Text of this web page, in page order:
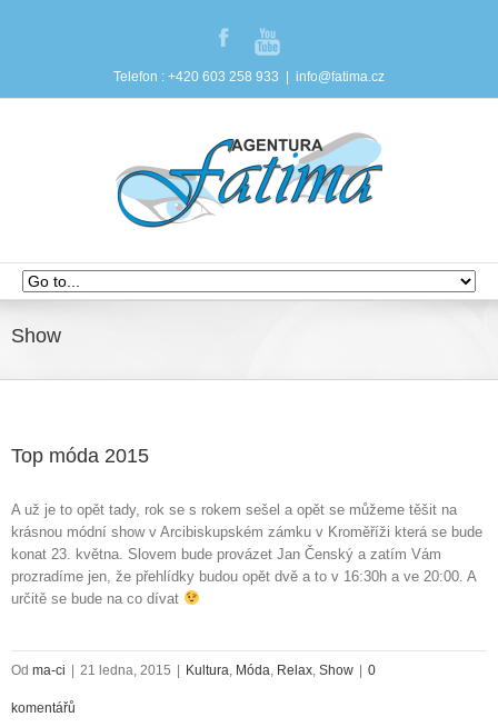
Telefon : +420 603 258 933 info@fatima.cz
Show
Top móda 2015
A už je to opět tady, rok se s rokem sešel a opět se můžeme těšit na
krásnou módní show v Arcibiskupském zámku v Kroměříži která se bude
konat 23. května. Slovem bude provázet Jan Čenský a zatím Vám
prozradíme jen, že přehlídky budou opět dvě a to v 16:30h a ve 20:00. A
určitě se bude na co dívat
Od ma-ci 21 ledna, 2015 Kultura, Móda, Relax, Show 0
komentářů